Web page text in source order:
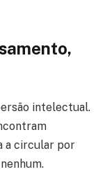
intelectual.
a circular por